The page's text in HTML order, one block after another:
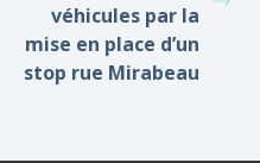
véhicules par la
mise en place d’un
stop rue Mirabeau